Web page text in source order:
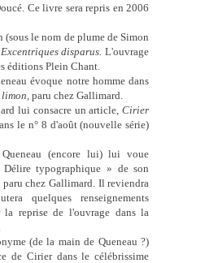
Ce livre sera repris en 2006
le nom de plume de Simon
Excentriques disparus. L'ouvrage
éditions Plein Chant.
évoque notre homme dans
paru chez Gallimard.
lui consacre un article,Cirier
le n° 8 d'août (nouvelle série)
(encore lui) lui voue
typographique » de son
paru chez Gallimard. Il reviendra
quelques renseignements
reprise de l'ouvrage dans la
(de la main de Queneau ?)
de Cirier dans le célébrissime